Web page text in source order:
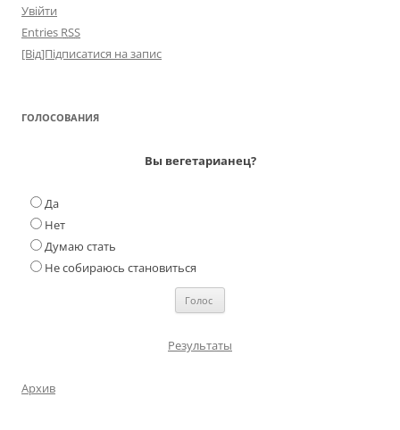
Увійти
Entries RSS
[Від]Підписатися на запис
ГОЛОСОВАНИЯ
Вы вегетарианец?
Да
Нет
Думаю стать
Не собираюсь становиться
Результаты
Архив